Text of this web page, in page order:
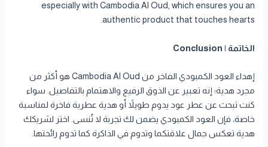
especially with Cambodia Al Oud, which ensures you an
authentic product that touches hearts.
الخاتمة | Conclusion
إهداء العود الكمبودي الفاخر من Cambodia Al Oud هو أكثر من
مجرد هدية؛ إنه تعبير عن الذوق الرفيع والاهتمام بالتفاصيل. سواء
كنت تبحث عن عطر عود يدوم طويلاً أو هدية عطرية فاخرة لمناسبة
خاصة، فإن العود الكمبودي يضمن لك تجربة لا تُنسى. اختر لشريكك
هدية تعكس جمال علاقتكما وتدوم في الذاكرة كما تدوم رائحتها.